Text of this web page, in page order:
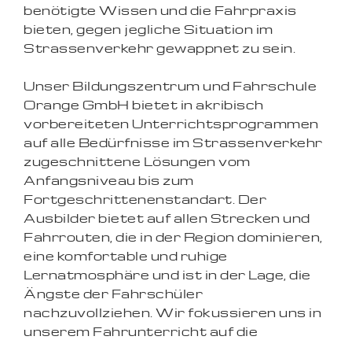
benötigte Wissen und die Fahrpraxis
bieten, gegen jegliche Situation im
Strassenverkehr gewappnet zu sein.
Unser Bildungszentrum und Fahrschule
Orange GmbH bietet in akribisch
vorbereiteten Unterrichtsprogrammen
auf alle Bedürfnisse im Strassenverkehr
zugeschnittene Lösungen vom
Anfangsniveau bis zum
Fortgeschrittenenstandart. Der
Ausbilder bietet auf allen Strecken und
Fahrrouten, die in der Region dominieren,
eine komfortable und ruhige
Lernatmosphäre und ist in der Lage, die
Ängste der Fahrschüler
nachzuvollziehen. Wir fokussieren uns in
unserem Fahrunterricht auf die